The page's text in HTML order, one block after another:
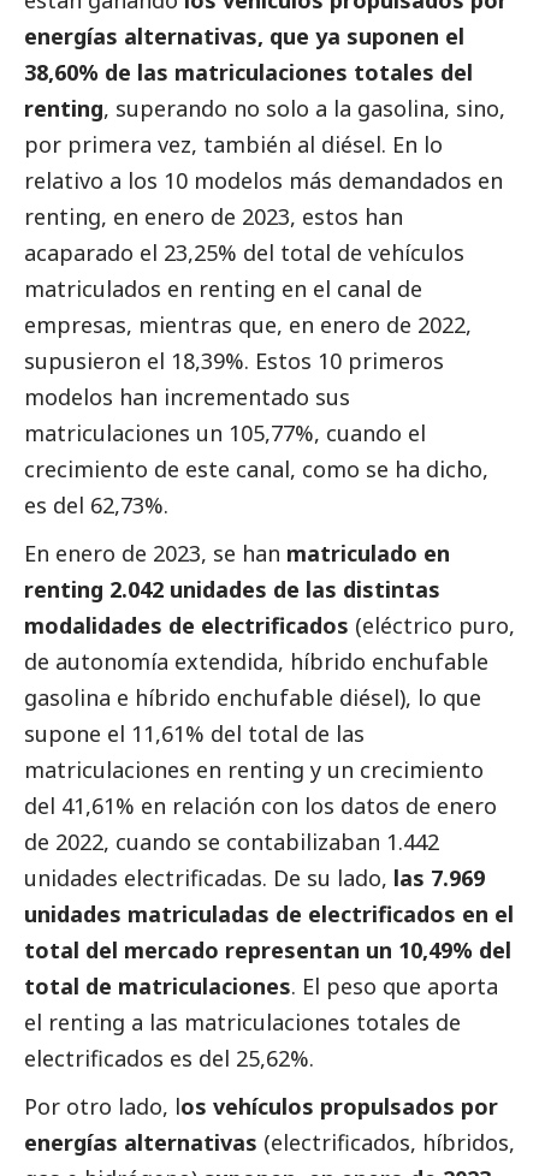
energías alternativas, que ya suponen el
38,60% de las matriculaciones totales del
renting, superando no solo a la gasolina, sino,
por primera vez, también al diésel. En lo
relativo a los 10 modelos más demandados en
renting, en enero de 2023, estos han
acaparado el 23,25% del total de vehículos
matriculados en renting en el canal de
empresas, mientras que, en enero de 2022,
supusieron el 18,39%. Estos 10 primeros
modelos han incrementado sus
matriculaciones un 105,77%, cuando el
crecimiento de este canal, como se ha dicho,
es del 62,73%.
En enero de 2023, se han matriculado en
renting 2.042 unidades de las distintas
modalidades de electrificados (eléctrico puro,
de autonomía extendida, híbrido enchufable
gasolina e híbrido enchufable diésel), lo que
supone el 11,61% del total de las
matriculaciones en renting y un crecimiento
del 41,61% en relación con los datos de enero
de 2022, cuando se contabilizaban 1.442
unidades electrificadas. De su lado, las 7.969
unidades matriculadas de electrificados en el
total del mercado representan un 10,49% del
total de matriculaciones. El peso que aporta
el renting a las matriculaciones totales de
electrificados es del 25,62%.
Por otro lado, los vehículos propulsados por
energías alternativas (electrificados, híbridos,